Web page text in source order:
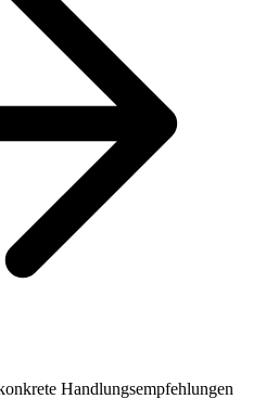
Handlungsempfehlungen